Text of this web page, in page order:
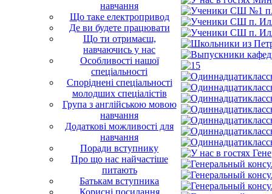
навчання
Що таке електропривод
Де ви будете працювати
Що ти отримаєш,
навчаючись у нас
Особливості нашої
спеціальності
Споріднені спеціальності
молодших спеціалістів
Група з англійською мовою
навчання
Додаткові можливості для
навчання
Поради вступнику
Про що нас найчастіше
питають
Батькам вступника